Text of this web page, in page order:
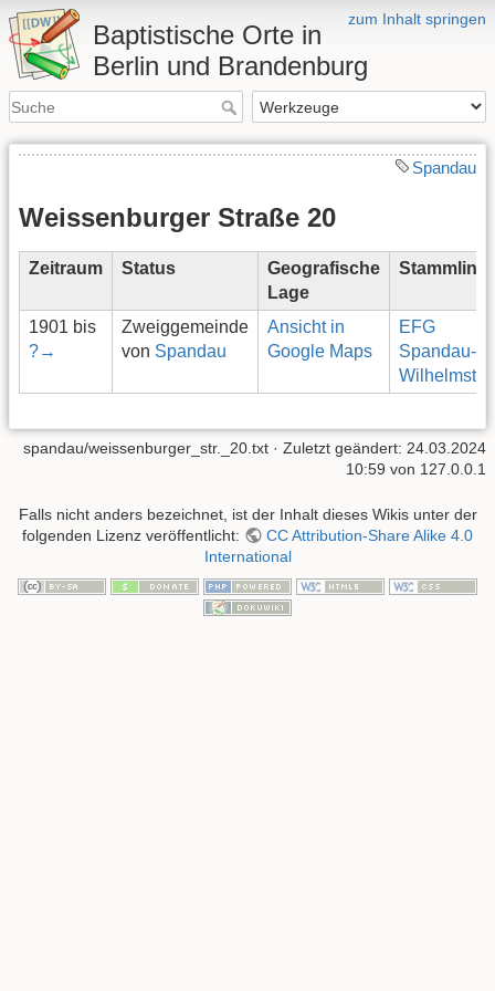
zum Inhalt springen
Baptistische Orte in
Berlin und Brandenburg
Spandau
Weissenburger Straße 20
Zeitraum Status
Geografische
Lage
Stammlinie
1901 bis
?→
Zweiggemeinde
von Spandau
Ansicht in
Google Maps
EFG
Spandau-
spandau/weissenburger_str._20.txt · Zuletzt geändert: 24.03.2024
10:59 von 127.0.0.1
Falls nicht anders bezeichnet, ist der Inhalt dieses Wikis unter der
folgenden Lizenz veröffentlicht:
CC Attribution-Share Alike 4.0
International